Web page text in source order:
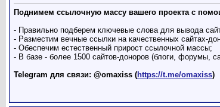
Поднимем ссылочную массу вашего проекта с
- Правильно подберем ключевые слова для вывода
- Разместим вечные ссылки на качественных сайтах-
- Обеспечим естественный прирост ссылочной массы;
- В базе - более 1500 сайтов-доноров (блоги, форумы,
Telegram для связи: @omaxiss (https://t.me/omaxiss)